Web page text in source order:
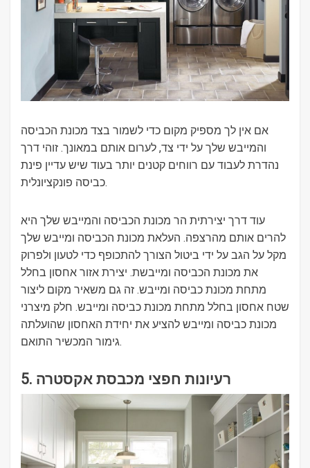
אם אין לך מספיק מקום כדי לשמור בצד מכונת הכביסה
והמייבש שלך על ידי צד, לערום אותם במאונך. זוהי דרך
נהדרת לעבוד עם רווחים קטנים יותר בעוד שיש עדיין פינת
כביסה פונקציונלית.
עוד דרך יצירתית הר מכונת הכביסה והמייבש שלך היא
להרים אותם מהרצפה. העלאת מכונת הכביסה ומייבש שלך
מקל על הגב על ידי ביטול הצורך להתכופף כדי לטעון ולפרוק
את מכונת הכביסה ומייבשת. יצירת אזור אחסון בחלל
מתחת מכונת כביסה ומייבש. זה גם משאיר מקום ליצור
שטח אחסון בחלל מתחת מכונת כביסה ומייבש. חלק מיצרני
מכונת כביסה ומייבש להציע את יחידת האחסון שהועלתה
גימור המכשיר התואם.
5. רעיונות חפצי מכבסת אקסטרה